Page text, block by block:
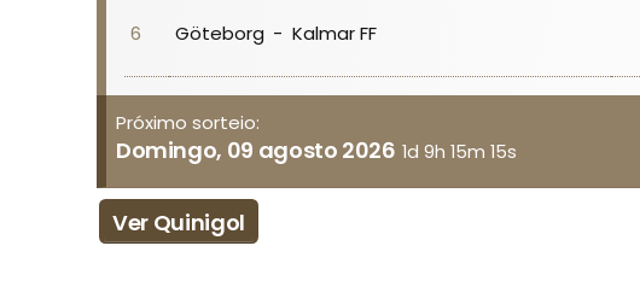
6 Göteborg - Kalmar FF
Próximo sorteio:
Domingo, 09 agosto 2026 1d 9h 15m 15s
Ver Quinigol